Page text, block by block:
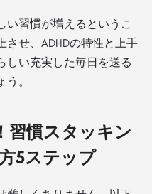
い習慣が増えるというこ
させ、ADHDの特性と上手
しい充実した毎日を送る
。
習慣スタッキン
5ステップ